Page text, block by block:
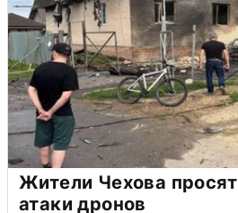
Жители Чехова
атаки дронов